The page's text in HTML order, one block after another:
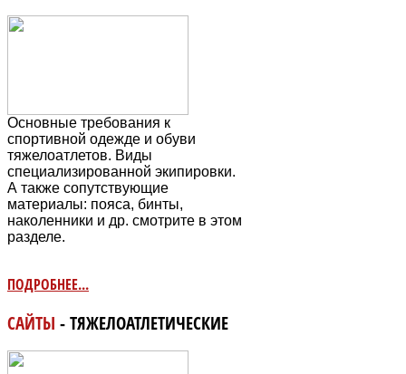
Основные требования к
спортивной одежде и обуви
тяжелоатлетов. Виды
специализированной экипировки.
А также сопутствующие
материалы: пояса, бинты,
наколенники и др. смотрите в этом
разделе.
ПОДРОБНЕЕ...
САЙТЫ - ТЯЖЕЛОАТЛЕТИЧЕСКИЕ